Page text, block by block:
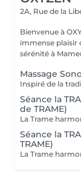
2A, Rue de la
Bienvenue à
immense plaisir
sérénité à
Massage
Séance la
de TRAME)
Séance la
TRAME)